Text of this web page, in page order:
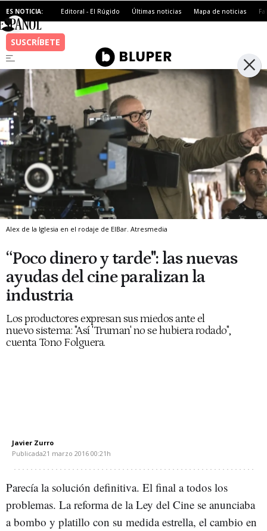
ES NOTICIA: Editoral - El Rúgido Últimas noticias Mapa de noticias
Alex de la Iglesia en el rodaje de ElBar. Atresmedia
“Poco dinero y tarde": las nuevas
ayudas del cine paralizan la
industria
Los productores expresan sus miedos ante el
nuevo sistema: "Así 'Truman' no se hubiera rodado",
cuenta Tono Folguera.
Javier Zurro
Publicada21 marzo 2016 00:21h
Parecía la solución definitiva. El final a todos los
problemas. La reforma de la Ley del Cine se anunciaba
a bombo y platillo con su medida estrella, el cambio en